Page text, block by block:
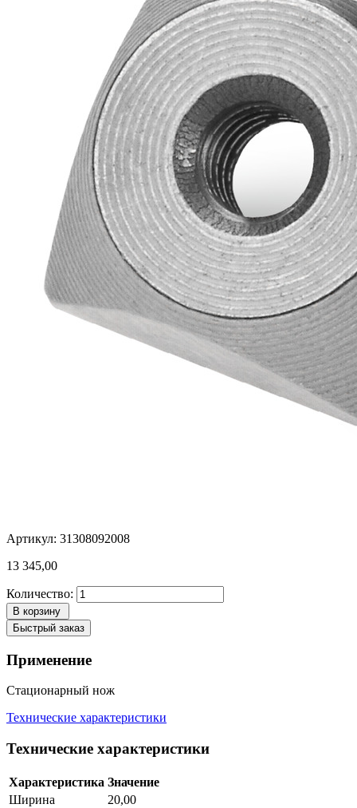
Артикул: 31308092008
13 345,00
Количество:
В корзину
Быстрый заказ
Применение
Стационарный нож
Технические характеристики
Технические характеристики
Характеристика Значение
Ширина
20,00